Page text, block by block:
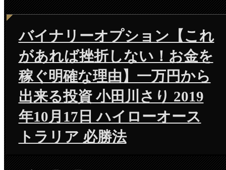
バイナリーオプション【これ
があれば挫折しない！お金を
稼ぐ明確な理由】一万円から
出来る投資 小田川さり 2019
年10月17日 ハイローオース
トラリア 必勝法